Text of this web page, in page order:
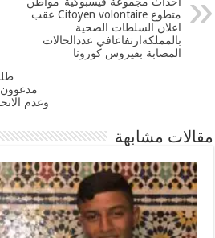
متطوع Citoyen volontaire عقب
اعلان السلطات الصحية
بالمملكةارتفاعافي عددالحالات
المصابة بفيروس كورونا
مدعوون
وعدم
مقالات مشابهة